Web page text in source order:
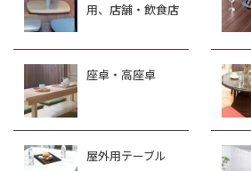
用、店舗・飲食店
座卓・高座卓
屋外用テーブル